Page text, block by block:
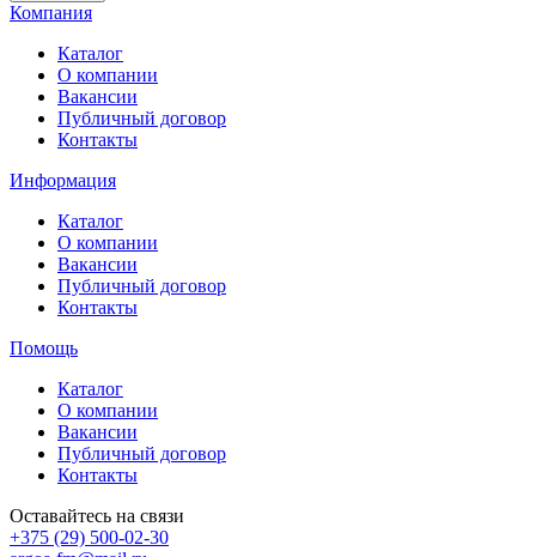
Компания
Каталог
О компании
Вакансии
Публичный договор
Контакты
Информация
Каталог
О компании
Вакансии
Публичный договор
Контакты
Помощь
Каталог
О компании
Вакансии
Публичный договор
Контакты
Оставайтесь на связи
+375 (29) 500-02-30